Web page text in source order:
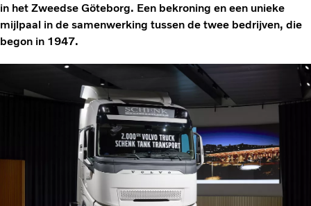
in het Zweedse Göteborg. Een bekroning en een unieke
mijlpaal in de samenwerking tussen de twee bedrijven, die
begon in 1947.